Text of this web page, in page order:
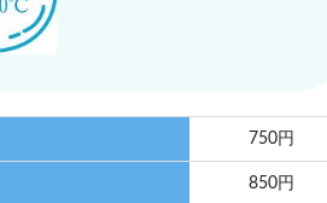
750円
850円